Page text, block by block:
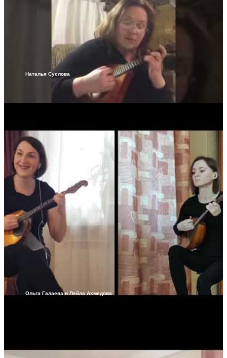
Наталья Суслова
Ольга Галаева и Лейла Ахмедова